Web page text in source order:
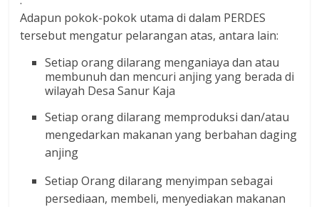
Adapun pokok-pokok utama di dalam PERDES
tersebut mengatur pelarangan atas, antara lain:
Setiap orang dilarang menganiaya dan atau
membunuh dan mencuri anjing yang berada di
wilayah Desa Sanur Kaja
Setiap orang dilarang memproduksi dan/atau
mengedarkan makanan yang berbahan daging
anjing
Setiap Orang dilarang menyimpan sebagai
persediaan, membeli, menyediakan makanan